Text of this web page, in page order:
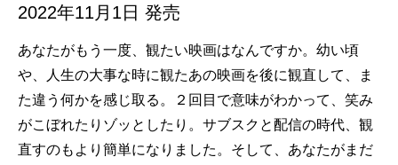
2022年11月1日 発売
あなたがもう一度、観たい映画はなんですか。幼い頃
や、人生の大事な時に観たあの映画を後に観直して、ま
た違う何かを感じ取る。２回目で意味がわかって、笑み
がこぼれたりゾッとしたり。サブスクと配信の時代、観
直すのもより簡単になりました。そして、あなたがまだ